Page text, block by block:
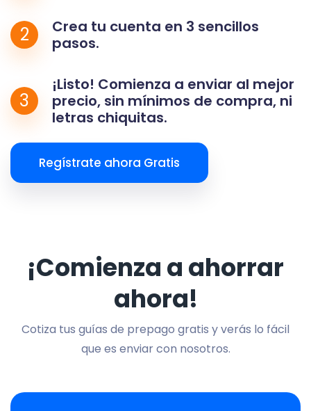
2
Crea tu cuenta en 3 sencillos
pasos.
3
¡Listo! Comienza a enviar al mejor
precio, sin mínimos de compra, ni
letras chiquitas.
Regístrate ahora Gratis
¡Comienza a ahorrar
ahora!
Cotiza tus guías de prepago gratis y verás lo fácil
que es enviar con nosotros.